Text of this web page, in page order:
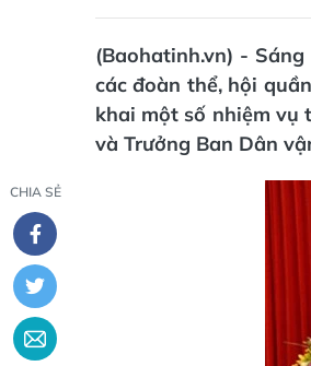
(Baohatinh.vn) -
các đoàn thể, hội
khai một số nhiệm vụ
và Trưởng Ban Dân
CHIA SẺ